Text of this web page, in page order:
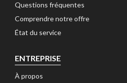
Questions fréquentes
Comprendre notre offre
État du service
ENTREPRISE
À propos